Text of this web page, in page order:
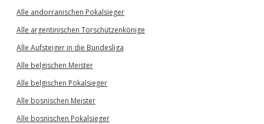
Alle andorranischen Pokalsieger
Alle argentinischen Torschützenkönige
Alle Aufsteiger in die Bundesliga
Alle belgischen Meister
Alle belgischen Pokalsieger
Alle bosnischen Meister
Alle bosnischen Pokalsieger